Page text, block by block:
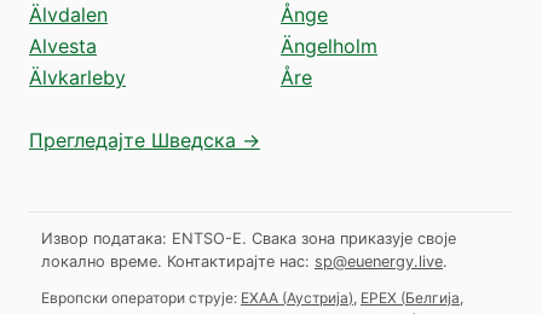
Älvdalen
Alvesta
Älvkarleby
Ånge
Ängelholm
Åre
Прегледајте Шведска →
Извор података: ENTSO-E. Свака зона приказује своје
локално време. Контактирајте нас: sp@euenergy.live.
Европски оператори струје: EXAA (Аустрија) EPEX (Белгија,